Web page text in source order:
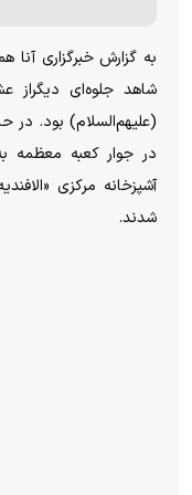
به گزارش خبرگزاری آنا
شاهد جلوه‌ای
(علیهم‌السلام) بود. در
در جوار کعبه معظمه
آشپزخانه مرکزی
شدند.